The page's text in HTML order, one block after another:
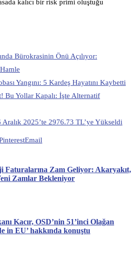
kalıcı bir risk primi oluştuğu
Bürokrasinin Önü Açılıyor:
Yangını: 5 Kardeş Hayatını Kaybetti
Bu Yollar Kapalı: İşte Alternatif
2025’te 2976.73 TL’ye Yükseldi
Email
Faturalarına Zam Geliyor: Akaryakıt,
Zamlar Bekleniyor
Kacır, OSD’nin 51’inci Olağan
in EU’ hakkında konuştu